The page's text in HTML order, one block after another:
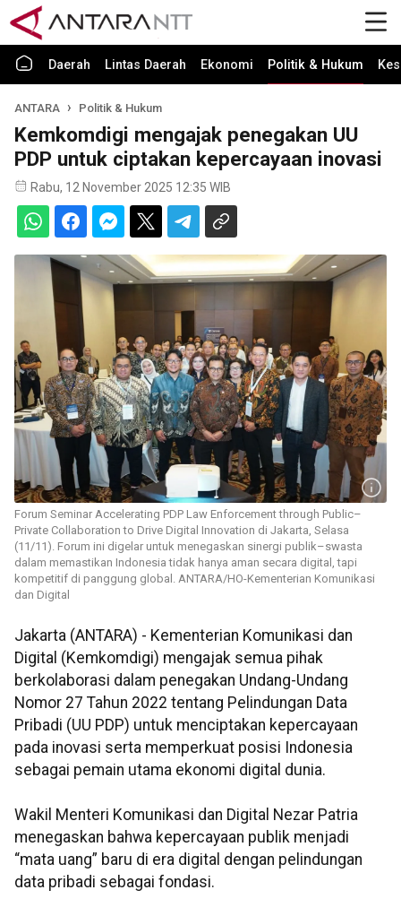
Daerah Lintas Daerah Ekonomi Politik & Hukum
ANTARA Politik & Hukum
Kemkomdigi mengajak penegakan UU
PDP untuk ciptakan kepercayaan inovasi
Rabu, 12 November 2025 12:35 WIB
Forum Seminar Accelerating PDP Law Enforcement through Public–
Private Collaboration to Drive Digital Innovation di Jakarta, Selasa
(11/11). Forum ini digelar untuk menegaskan sinergi publik–swasta
dalam memastikan Indonesia tidak hanya aman secara digital, tapi
kompetitif di panggung global. ANTARA/HO-Kementerian Komunikasi
dan Digital
Jakarta (ANTARA) - Kementerian Komunikasi dan
Digital (Kemkomdigi) mengajak semua pihak
berkolaborasi dalam penegakan Undang-Undang
Nomor 27 Tahun 2022 tentang Pelindungan Data
Pribadi (UU PDP) untuk menciptakan kepercayaan
pada inovasi serta memperkuat posisi Indonesia
sebagai pemain utama ekonomi digital dunia.
Wakil Menteri Komunikasi dan Digital Nezar Patria
menegaskan bahwa kepercayaan publik menjadi
“mata uang” baru di era digital dengan pelindungan
data pribadi sebagai fondasi.